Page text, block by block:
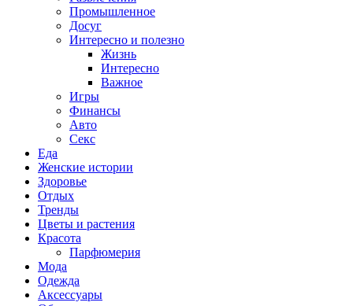
Промышленное
Досуг
Интересно и полезно
Жизнь
Интересно
Важное
Игры
Финансы
Авто
Секс
Еда
Женские истории
Здоровье
Отдых
Тренды
Цветы и растения
Красота
Парфюмерия
Мода
Одежда
Аксессуары